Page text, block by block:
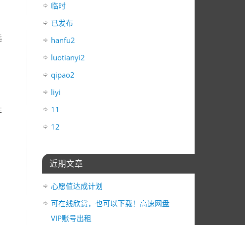
临时
已发布
hanfu2
luotianyi2
qipao2
liyi
11
12
近期文章
心愿值达成计划
可在线欣赏，也可以下载！高速网盘
VIP账号出租